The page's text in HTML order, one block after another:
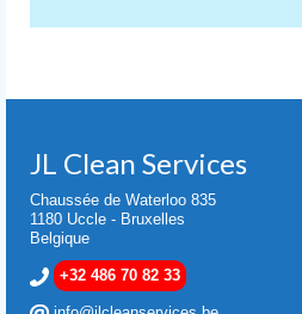
JL Clean Services
Chaussée de Waterloo 835
1180 Uccle - Bruxelles
Belgique
+32 486 70 82 33